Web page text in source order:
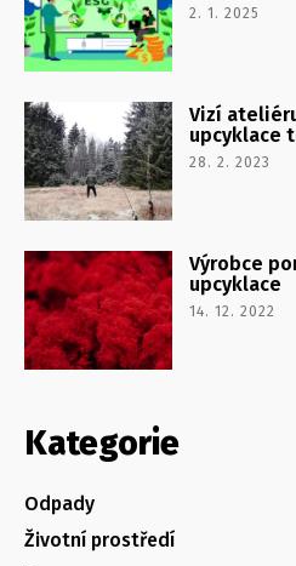
2. 1. 2025
Vizí
upcyklace
28. 2. 2023
Výrobce
upcyklace
14. 12. 2022
Kategorie
Odpady
Životní prostředí